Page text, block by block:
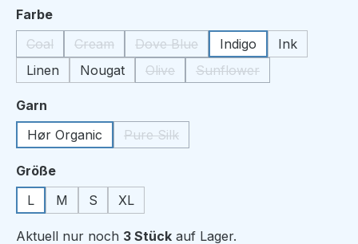
Farbeauswählen
Coal
(Diese Option ist zurzeit nicht verfügbar.)
Cream
(Diese Option ist zurzeit nicht verfügbar.)
Dove Blue
(Diese Option ist zurzeit nicht
Indigo
Ink
Linen
Nougat Olive
(Diese Option ist zurzeit nicht
Sunflower
(Diese Option ist zurzeit
Garn
Hør Organic
Pure Silk
(Diese Option ist zurzeit nicht
Größeauswählen
L
M S XL
Aktuell nur noch 3 Stück auf Lager.